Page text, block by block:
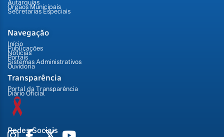
Autarquias
Órgãos Municipais
Secretarias Especiais
Navegação
Início
Publicações
Notícias
Portais
Sistemas Administrativos
Ouvidoria
Transparência
Portal da Transparência
Diário Oficial
Redes Sociais